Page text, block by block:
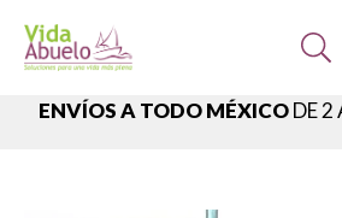
ENVÍOS A TODO MÉXICODE 2